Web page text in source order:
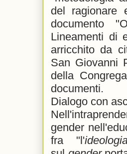
del
documento
Lineamenti di
arricchito da
San Giovanni
della
documenti.
Dialogo con
gender
fra "l'